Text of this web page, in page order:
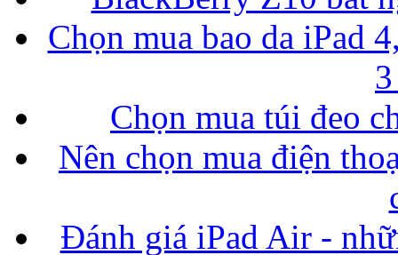
Chọn mua bao da iPad
Chọn mua túi đeo
Nên chọn mua điện
Đánh giá iPad Air -